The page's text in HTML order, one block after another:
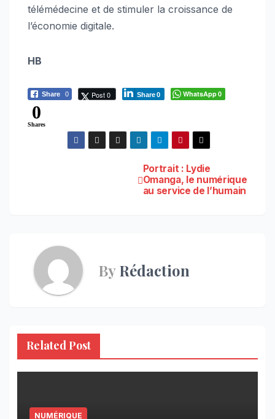
télémédecine et de stimuler la croissance de
l’économie digitale.
HB
Share 0 Post 0 Share0 WhatsApp0
0
Shares
Portrait : Lydie
Omanga, le numérique
au service de l’humain
ByRédaction
Related Post
NUMÉRIQUE